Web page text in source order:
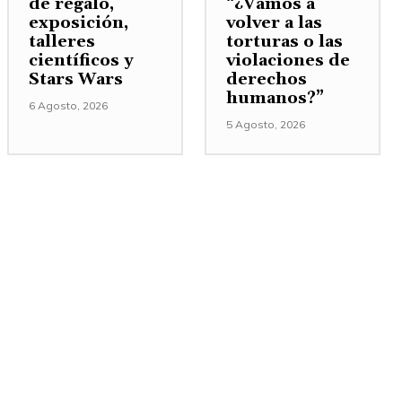
de regalo,
exposición,
talleres
científicos y
Stars Wars
6 Agosto, 2026
“¿Vamos a
volver a las
torturas o las
violaciones de
derechos
humanos?”
5 Agosto, 2026